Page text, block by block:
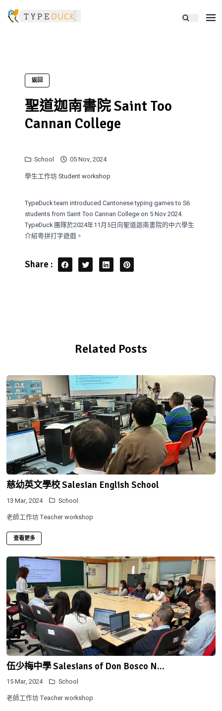
返回
聖道迦南書院 Saint Too
Cannan College
School
05 Nov, 2024
學生工作坊 Student workshop
TypeDuck team introduced Cantonese typing games to S6
students from Saint Too Cannan College on 5 Nov 2024.
TypeDuck 團隊於2024年11月5日向聖道迦南書院的中六學生
介紹粵拼打字遊戲。
Share :
Related Posts
慈幼英文學校 Salesian English School
13 Mar, 2024
School
老師工作坊 Teacher workshop
查看更多
伍少梅中學 Salesians of Don Bosco N...
15 Mar, 2024
School
老師工作坊 Teacher workshop